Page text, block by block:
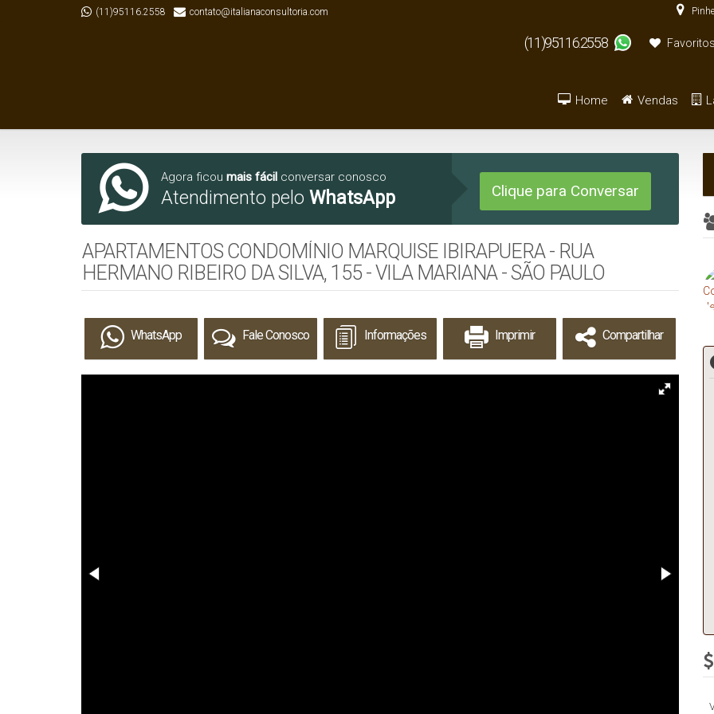
(11)95116.2558 contato@italianaconsultoria.com
Favoritos
Vendas
Home
Agora ficou mais fácil conversar conosco
Atendimento pelo WhatsApp Clique para Conversar
APARTAMENTOS CONDOMÍNIO MARQUISE IBIRAPUERA - RUA
HERMANO RIBEIRO DA SILVA, 155 - VILA MARIANA - SÃO PAULO
WhatsApp Fale Conosco Informações Imprimir Compartilhar